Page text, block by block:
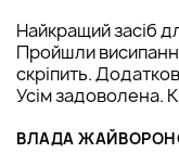
Найкращий засіб
Пройшли
скріпить.
Усім задоволена.
ВЛАДА